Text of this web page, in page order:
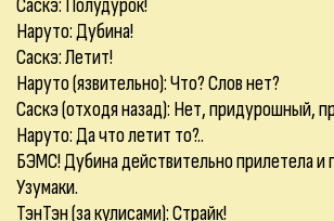
Саскэ: Полудурок!
Наруто: Дубина!
Саскэ: Летит!
Наруто (язвительно): Что? Слов нет?
Саскэ (отходя назад): Нет, придурошный,
Наруто: Да что летит то?..
БЭМС! Дубина действительно прилетела и
Узумаки.
ТэнТэн (за кулисами): Страйк!